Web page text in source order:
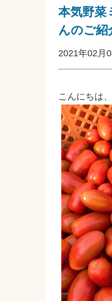
本気野菜
んのご紹
2021年02月
こんにちは